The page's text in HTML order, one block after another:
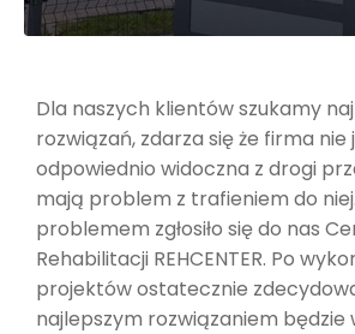
Dla naszych klientów szukamy
rozwiązań, zdarza się że firma nie
odpowiednio widoczna z drogi
mają problem z trafieniem do
problemem zgłosiło się do nas
Rehabilitacji REHCENTER. Po
projektów ostatecznie
najlepszym rozwiązaniem będzie